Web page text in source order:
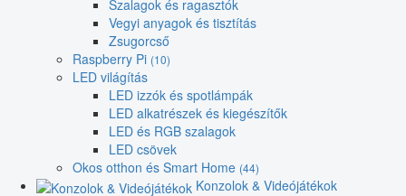
Szalagok és ragasztók
Vegyi anyagok és tisztítás
Zsugorcső
Raspberry Pi (10)
LED világítás
LED izzók és spotlámpák
LED alkatrészek és kiegészítők
LED és RGB szalagok
LED csövek
Okos otthon és Smart Home (44)
Konzolok & Videójátékok